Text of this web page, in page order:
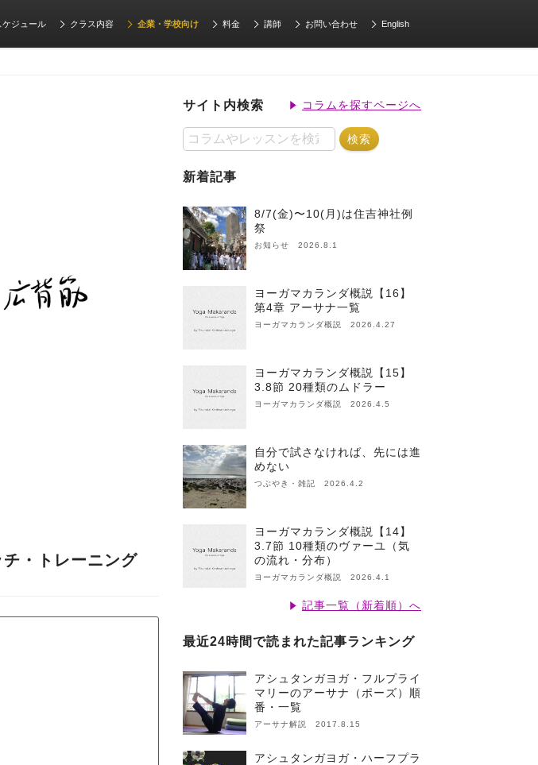
ケジュール クラス内容 企業・学校向け 料金 講師 お問い合わせ English
・トレーニング
サイト内検索 コラムを探すページへ
新着記事
8/7(金)〜10(月)は住吉神社例
祭
お知らせ 2026.8.1
ヨーガマカランダ概説【16】
第4章 アーサナ一覧
ヨーガマカランダ概説 2026.4.27
ヨーガマカランダ概説【15】
3.8節 20種類のムドラー
ヨーガマカランダ概説 2026.4.5
自分で試さなければ、先には進
めない
つぶやき・雑記 2026.4.2
ヨーガマカランダ概説【14】
3.7節 10種類のヴァーユ（気
の流れ・分布）
ヨーガマカランダ概説 2026.4.1
記事一覧（新着順）へ
最近24時間で読まれた記事ランキング
アシュタンガヨガ・フルプライ
マリーのアーサナ（ポーズ）順
番・一覧
アーサナ解説 2017.8.15
アシュタンガヨガ・ハーフプラ